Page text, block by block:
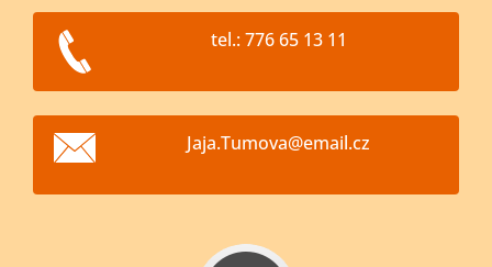
tel.: 776 65 13 11
Jaja.Tumova@email.cz